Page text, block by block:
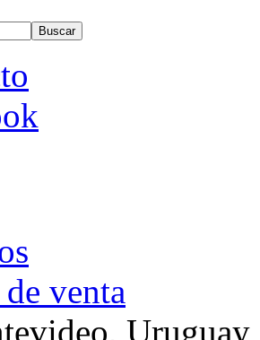
venta
Uruguay